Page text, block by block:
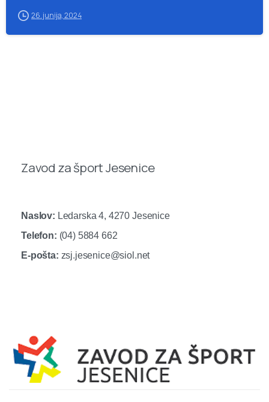
26. junija, 2024
Zavod za šport Jesenice
Naslov: Ledarska 4, 4270 Jesenice
Telefon: (04) 5884 662
E-pošta: zsj.jesenice@siol.net